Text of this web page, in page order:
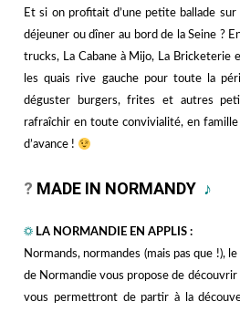
Et si on profitait d’une petite ballade
déjeuner ou dîner au bord de la Seine ?
trucks, La Cabane à Mijo, La Bricketerie
les quais rive gauche pour toute la
déguster burgers, frites et autres
rafraîchir en toute convivialité, en
d’avance !
? MADE IN NORMANDY ♪
☼ LA NORMANDIE EN APPLIS :
Normands, normandes (mais pas que !),
de Normandie vous propose de
vous permettront de partir à la